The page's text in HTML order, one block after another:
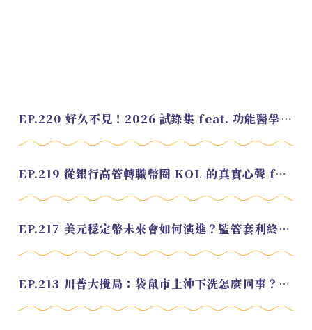
EP.220 好久不見！2026 試錄集 feat. 功能醫學營養師 美寶
EP.219 從銀行高管轉職幣圈 KOL 的真實心聲 feat.龜大
EP.217 美元穩定幣未來會如何演進？監管套利終將收斂？feat. 研究員 余哲安
EP.213 川普大攪局：袋鼠市上沖下洗怎麼回事？feat. Alvin